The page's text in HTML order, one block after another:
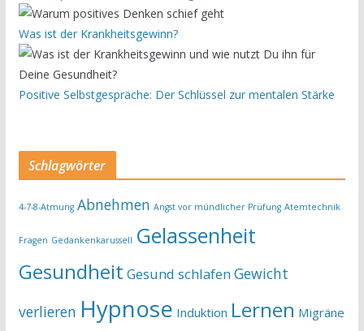
Was ist der Krankheitsgewinn?
Positive Selbstgespräche: Der Schlüssel zur mentalen Stärke
Schlagwörter
4-7-8-Atmung Abnehmen Angst vor mündlicher Prüfung Atemtechnik
Fragen Gedankenkarussell Gelassenheit
Gesundheit Gesund schlafen Gewicht
verlieren Hypnose Induktion Lernen Migräne